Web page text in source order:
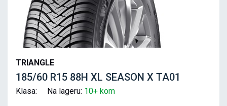
TRIANGLE
185/60 R15 88H XL SEASON X TA01
Klasa: Na lageru: 10+ kom